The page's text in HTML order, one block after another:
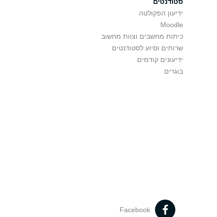
ידיעון הפקולטה
Moodle
כיתות מחשבים וצוות מחשוב
שרותים וסיוע לסטודנטים
ידיעונים קודמים
בוגרים
Facebook